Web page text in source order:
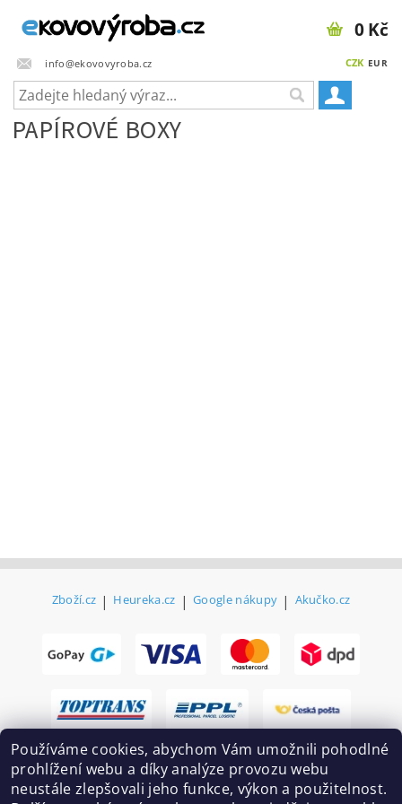
info@ekovovyroba.cz CZK EUR
0 Kč
PAPÍROVÉ BOXY
Zboží.cz | Heureka.cz | Google nákupy | Akučko.cz
Používáme cookies, abychom Vám umožnili pohodlné
prohlížení webu a díky analýze provozu webu
neustále zlepšovali jeho funkce, výkon a použitelnost.